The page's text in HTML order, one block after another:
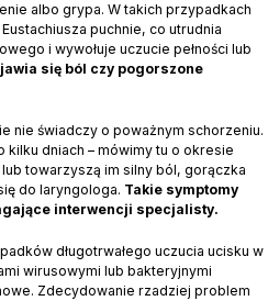
albo grypa. W takich przypadkach
puchnie, co utrudnia
i wywołuje uczucie pełności lub
się ból czy pogorszone
nie świadczy o poważnym schorzeniu.
kilku dniach – mówimy tu o okresie
towarzyszą im silny ból, gorączka
do laryngologa. Takie symptomy
interwencji specjalisty.
długotrwałego uczucia ucisku w
wirusowymi lub bakteryjnymi
Zdecydowanie rzadziej problem